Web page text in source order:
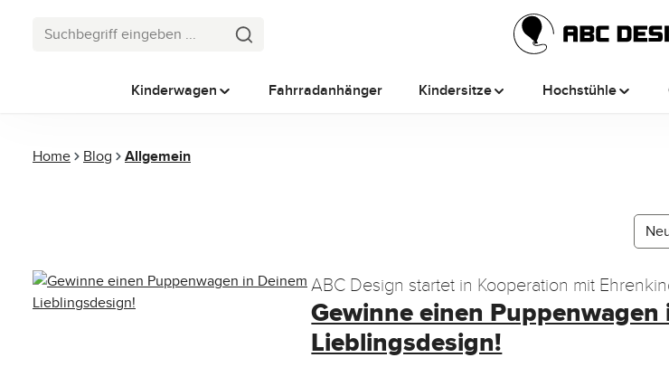
Kinderwagen Fahrradanhänger Kindersitze Hochstühle
Home Blog Allgemein
ABC Design startet in Kooperation mit
Kinder und verlost 3x einen Migno der
Gewinne einen Puppenwagen
Lieblingsdesign!